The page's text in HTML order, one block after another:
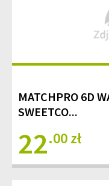
MATCHPRO 6D
SWEETCO...
22.00 zł